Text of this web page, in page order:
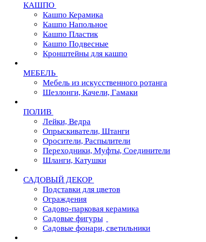
КАШПО
Кашпо Керамика
Кашпо Напольное
Кашпо Пластик
Кашпо Подвесные
Кронштейны для кашпо
МЕБЕЛЬ
Мебель из искусственного ротанга
Шезлонги, Качели, Гамаки
ПОЛИВ
Лейки, Ведра
Опрыскиватели, Штанги
Оросители, Распылители
Переходники, Муфты, Соединители
Шланги, Катушки
САДОВЫЙ ДЕКОР
Подставки для цветов
Ограждения
Садово-парковая керамика
Садовые фигуры
Садовые фонари, светильники